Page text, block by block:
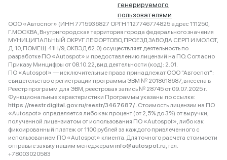
генерируемого
пользователями
ООО «Автоспот» (ИНН 7715936827 ОРГН 1127746774825 адрес 111250,
Г.МОСКВА, Внутригородская территория города федерального значения
МУНИЦИПАЛЬНЫЙ ОКРУГ ЛЕФОРТОВО, ПРОЕЗД ЗАВОДА СЕРП И МОЛОТ,
Д. 10, ПОМЕЩ. 41Н/9, ОКВЭД 62.0) осуществляет деятельность по
разработке ПО «Autospot» и предоставлению лицензий на ПО. Согласно
Приказу Минцифры от 08.10.22, вид деятельности (код): 2.01.
ПО «Autospot» — исключительные права принадлежат ООО "Автоспот":
свидетельство о регистрации программы ЭВМ № 2018618687, внесена в
Реестр программ для ЭВМ, реестровая запись № 28745 от 09.07.2025 г.
Функциональные характеристики Программы указаны по ссылке:
https://reestr.digital.gov.ru/reestr/3467687/ . Стоимость лицензии на ПО
«Autospot» определяется либо как процент (от 2,5% до 3%) от выручки,
полученной лицензиатом от использования ПО «Autospot», либо как
фиксированный платеж от 1100 рублей за каждого привлеченного с
использованием ПО «Autospot» клиента. Для точного расчета стоимости
отправьте заявку нашим менеджерам info@autospot.ru, тел.
+78003020583